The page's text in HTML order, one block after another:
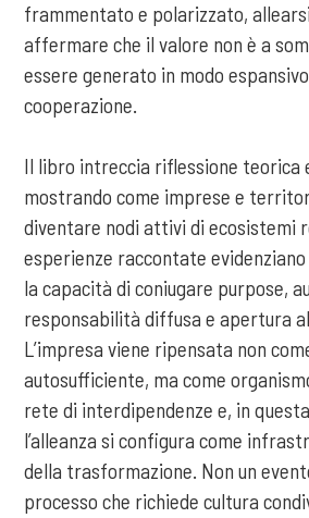
frammentato e polarizzato,
affermare che il valore non è a
essere generato in modo
cooperazione.
Il libro intreccia riflessione teorica
mostrando come imprese e
diventare nodi attivi di ecosistemi
esperienze raccontate
la capacità di coniugare purpose,
responsabilità diffusa e apertura
L’impresa viene ripensata non
autosufficiente, ma come
rete di interdipendenze e, in
l’alleanza si configura come
della trasformazione. Non un
processo che richiede cultura